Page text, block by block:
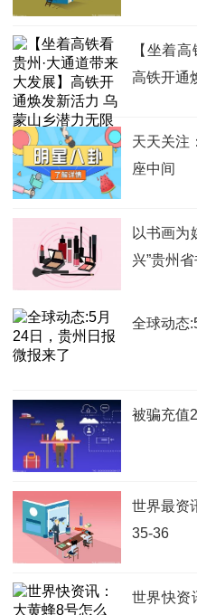
【坐着
高铁开通
天天关注
座中间
以书画为
兴”贵州
全球动态
被骗充值
世界最资
35-36
世界快资